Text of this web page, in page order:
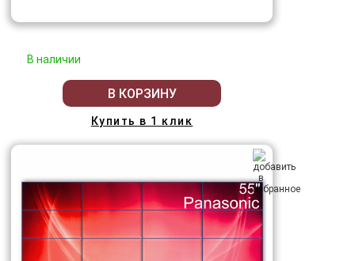
В наличии
В КОРЗИНУ
Купить в 1 клик